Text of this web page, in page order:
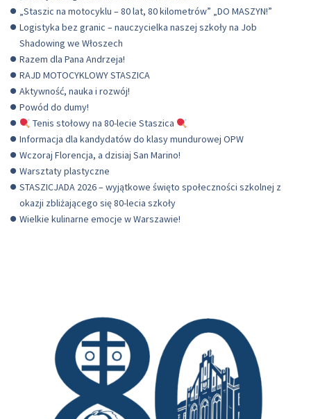
„Staszic na motocyklu – 80 lat, 80 kilometrów” „DO MASZYN!”
Logistyka bez granic – nauczycielka naszej szkoły na Job
Shadowing we Włoszech
Razem dla Pana Andrzeja!
RAJD MOTOCYKLOWY STASZICA
Aktywność, nauka i rozwój!
Powód do dumy!
Tenis stołowy na 80-lecie Staszica
Informacja dla kandydatów do klasy mundurowej OPW
Wczoraj Florencja, a dzisiaj San Marino!
Warsztaty plastyczne
STASZICJADA 2026 – wyjątkowe święto społeczności szkolnej z
okazji zbliżającego się 80-lecia szkoły
Wielkie kulinarne emocje w Warszawie!